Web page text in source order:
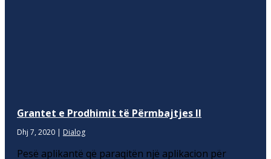
Grantet e Prodhimit të Përmbajtjes II
Dhj 7, 2020 | Dialog
Pesë aplikantë që paraqitën një aplikacion për